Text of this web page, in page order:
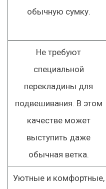
обычную сумку.
Не требуют
специальной
перекладины для
подвешивания. В этом
качестве может
выступить даже
обычная ветка.
Уютные и комфортные,